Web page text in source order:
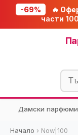
-69% 🔥
части
Дамски парфюми
Начало › Now|100